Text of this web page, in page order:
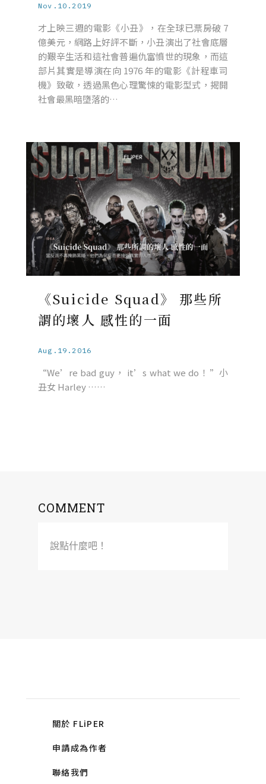
Nov.10.2019
才上映三週的電影《小丑》，在全球已票房破 7
億美元，網路上好評不斷，小丑演出了社會底層
的艱辛生活和這社會普遍仇富憤世的現象，而這
部片其實是導演在向 1976 年的電影《計程車司
機》致敬，透過黑色心理驚悚的電影型式，揭開
社會最黑暗墮落的…
《Suicide Squad》 那些所
謂的壞人 感性的一面
Aug.19.2016
“We’re bad guy， it’s what we do！”小
丑女 Harley ……
COMMENT
說點什麼吧！
關於 FLiPER
申請成為作者
聯絡我們